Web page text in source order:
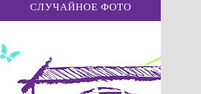
СЛУЧАЙНОЕ ФОТО